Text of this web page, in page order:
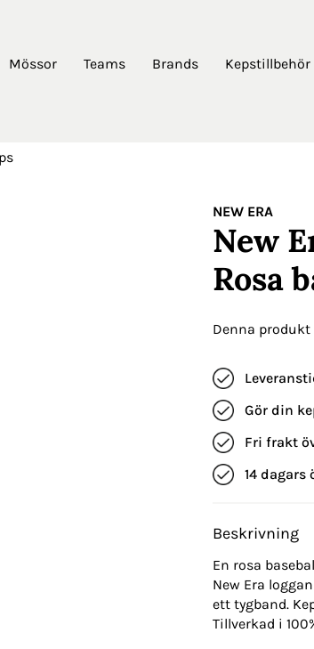
Mössor Teams Brands Kepstillbehör
NEW ERA
New
Rosa
Denna
Gör din
Fri frakt
14 dagars
Beskrivning
En rosa
New Era
ett tygband.
Tillverkad i